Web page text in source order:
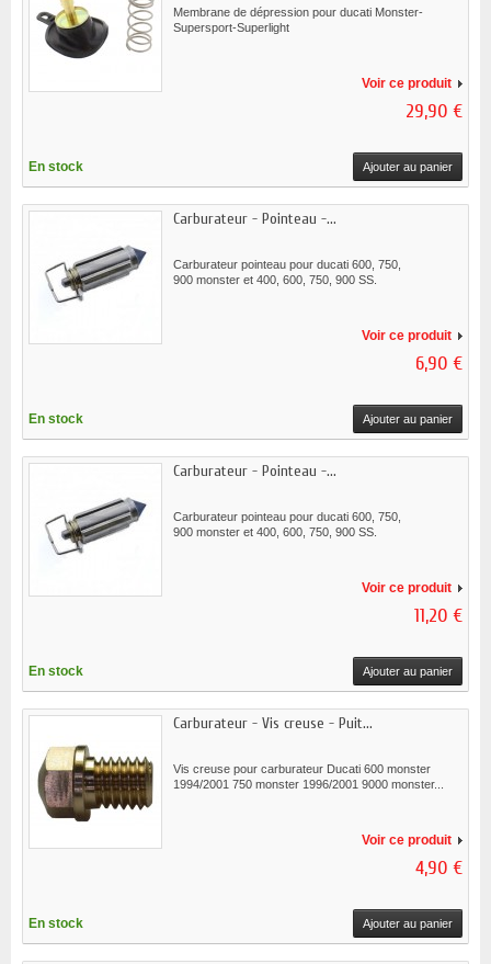
Membrane de dépression pour ducati Monster-
Supersport-Superlight
Voir ce produit
29,90 €
En stock Ajouter au panier
Carburateur - Pointeau -...
Carburateur pointeau pour ducati 600, 750,
900 monster et 400, 600, 750, 900 SS.
Voir ce produit
6,90 €
En stock Ajouter au panier
Carburateur - Pointeau -...
Carburateur pointeau pour ducati 600, 750,
900 monster et 400, 600, 750, 900 SS.
Voir ce produit
11,20 €
En stock Ajouter au panier
Carburateur - Vis creuse - Puit...
Vis creuse pour carburateur Ducati 600 monster
1994/2001 750 monster 1996/2001 9000 monster...
Voir ce produit
4,90 €
En stock Ajouter au panier